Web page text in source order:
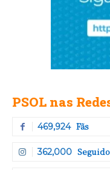
PSOL nas
469,924 Fãs
362,000